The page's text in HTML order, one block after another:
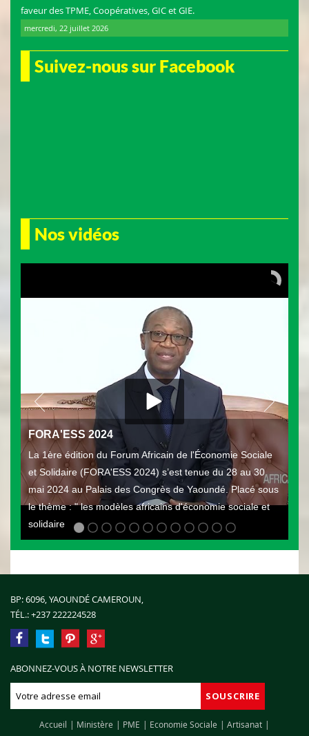
faveur des TPME, Coopératives, GIC et GIE.
mercredi, 22 juillet 2026
Suivez-nous sur Facebook
Nos vidéos
FORA'ESS 2024
La 1ère édition du Forum Africain de l'Économie Sociale
et Solidaire (FORA'ESS 2024) s’est tenue du 28 au 30
mai 2024 au Palais des Congrès de Yaoundé. Placé sous
le thème : " les modèles africains d'économie sociale et
solidaire
BP: 6096, YAOUNDÉ CAMEROUN,
TÉL.:+237 222224528
ABONNEZ-VOUS À NOTRE NEWSLETTER
Accueil Ministère PME Economie Sociale Artisanat